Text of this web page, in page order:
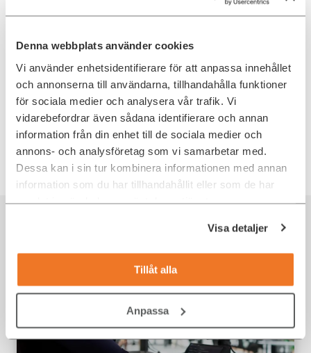
Denna webbplats använder cookies
Vi använder enhetsidentifierare för att anpassa innehållet
och annonserna till användarna, tillhandahålla funktioner
för sociala medier och analysera vår trafik. Vi
vidarebefordrar även sådana identifierare och annan
information från din enhet till de sociala medier och
annons- och analysföretag som vi samarbetar med.
Dessa kan i sin tur kombinera informationen med annan
information som du har tillhandahållit eller som de har
samlat in när du har använt deras tjänster.
Visa detaljer
Tillåt alla
Anpassa
Skribent
Hanna är content manager på Ada Digital och ansvarar
för att utveckla innehåll som stärker Ada Digitals
kommunikation och varumärke. Med bakgrund från
utbildnings- och byggsektorn har hon god insikt i hur
kompetensbehov uppstår och förändras i olika
branscher. På Ada Digitals insiktsblogg skriver Hanna
om IT-rekrytering, karriärfrågor, ledarskap, samt de
utmaningar som IT-specialister och chefer möter i sin
vardag.
Rekommenderat för dig